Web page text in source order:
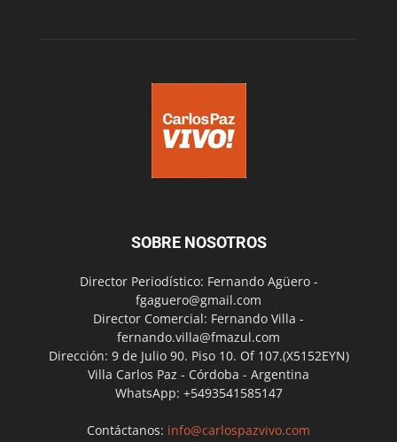
SOBRE NOSOTROS
Director Periodístico: Fernando Agüero -
fgaguero@gmail.com
Director Comercial: Fernando Villa -
fernando.villa@fmazul.com
Dirección: 9 de Julio 90. Piso 10. Of 107.(X5152EYN)
Villa Carlos Paz - Córdoba - Argentina
WhatsApp: +5493541585147
Contáctanos: info@carlospazvivo.com